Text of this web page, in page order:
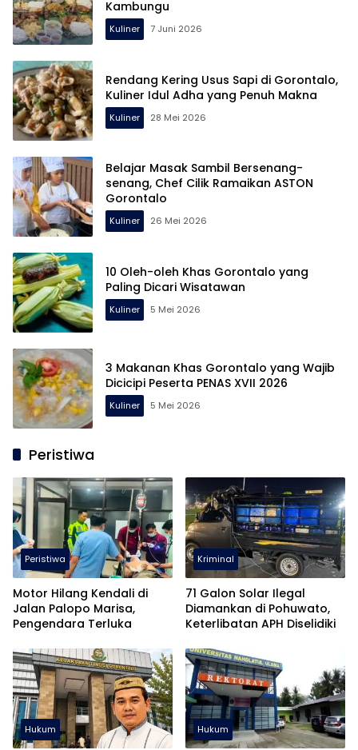
Kambungu
Kuliner 7 Juni 2026
Rendang Kering Usus Sapi di Gorontalo,
Kuliner Idul Adha yang Penuh Makna
Kuliner 28 Mei 2026
Belajar Masak Sambil Bersenang-
senang, Chef Cilik Ramaikan ASTON
Gorontalo
Kuliner 26 Mei 2026
10 Oleh-oleh Khas Gorontalo yang
Paling Dicari Wisatawan
Kuliner 5 Mei 2026
3 Makanan Khas Gorontalo yang Wajib
Dicicipi Peserta PENAS XVII 2026
Kuliner 5 Mei 2026
Peristiwa
Peristiwa
Motor Hilang Kendali di
Jalan Palopo Marisa,
Pengendara Terluka
Kriminal
71 Galon Solar Ilegal
Diamankan di Pohuwato,
Keterlibatan APH Diselidiki
Hukum Hukum